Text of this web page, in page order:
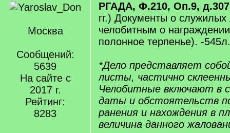
Москва
Сообщений:
5639
На сайте с
2017 г.
Рейтинг:
8283
РГАДА, Ф.210, Оп.9, д.307
гг.) Документы о
челобитным о
полонное терпенье). -545л.
*Дело представляет
листы, частично
Челобитные включают в
даты и обстоятельств
ранения и нахождения в
величина данного